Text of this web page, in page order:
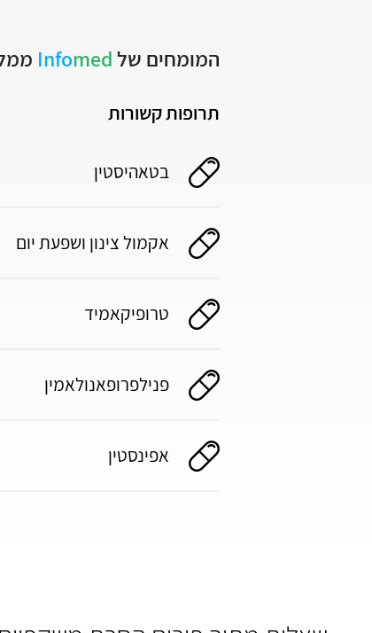
המומחים של Infomed
תרופות קשורות
בטאהיסטין
אקמול צינון ושפעת יום
טרופיקאמיד
פנילפרופאנולאמין
אפינסטין